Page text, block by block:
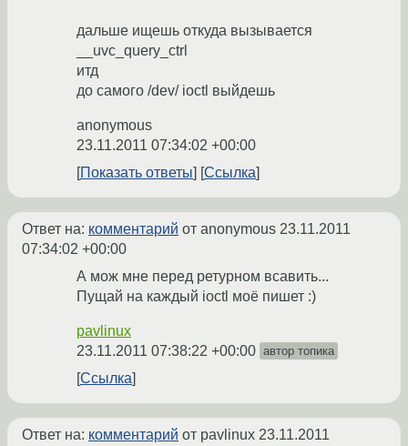
дальше ищешь откуда вызывается
__uvc_query_ctrl
итд
до самого /dev/ ioctl выйдешь
anonymous
23.11.2011 07:34:02 +00:00
Показать ответы
Ссылка
Ответ на: комментарий от anonymous 23.11.2011
07:34:02 +00:00
А мож мне перед ретурном всавить...
Пущай на каждый ioctl моё пишет :)
pavlinux
23.11.2011 07:38:22 +00:00 автор топика
Ссылка
Ответ на: комментарий от pavlinux 23.11.2011